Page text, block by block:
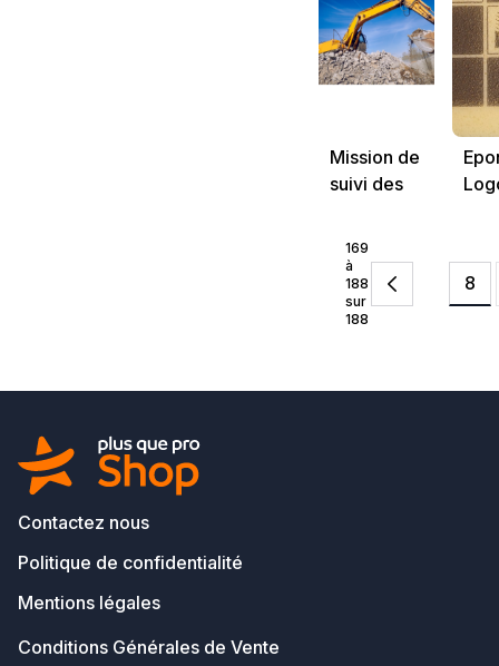
Mission de
suivi des
169
à
188
sur
188
8
Contactez nous
Politique de confidentialité
Mentions légales
Conditions Générales de Vente